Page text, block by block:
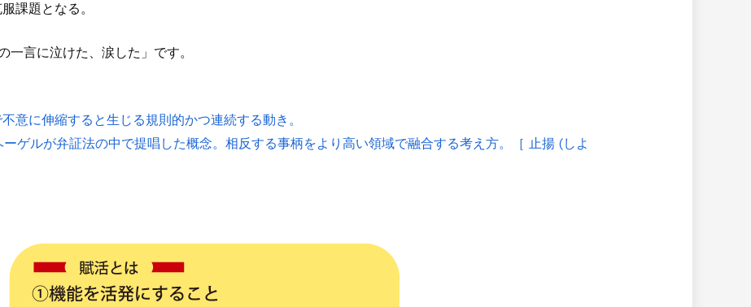
課題となる。
言に泣けた、涙した」です。
意に伸縮すると生じる規則的かつ連続する動き。
ゲルが弁証法の中で提唱した概念。相反する事柄をより高い領域で融合する考え方。［ 止揚 (しよ